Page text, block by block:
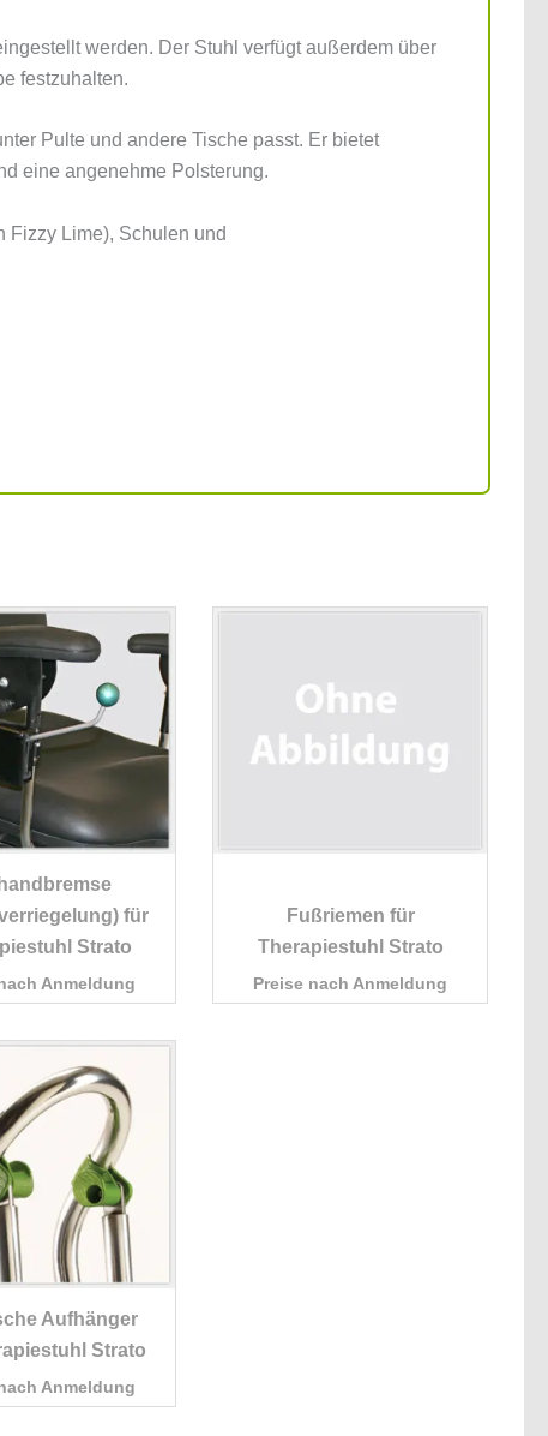
werden. Der Stuhl verfügt außerdem über
festzuhalten.
Pulte und andere Tische passt. Er bietet
eine angenehme Polsterung.
Fizzy Lime), Schulen und
für
Strato
Anmeldung
Fußriemen für
Therapiestuhl Strato
Preise nach Anmeldung
Aufhänger
Strato
Anmeldung